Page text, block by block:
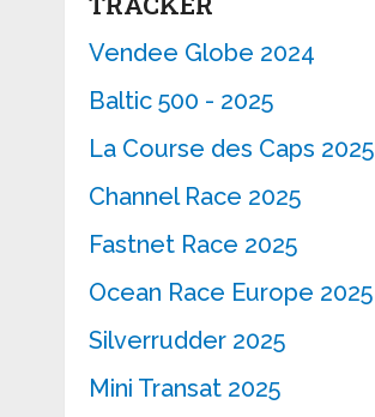
Vendee Globe 2024
Baltic 500 - 2025
La Course des Caps 2025
Channel Race 2025
Fastnet Race 2025
Ocean Race Europe 2025
Silverrudder 2025
Mini Transat 2025